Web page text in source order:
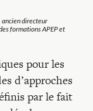
ancien directeur
formations APEP et
pour les
d’approches
par le fait